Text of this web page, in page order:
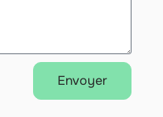
Envoyer